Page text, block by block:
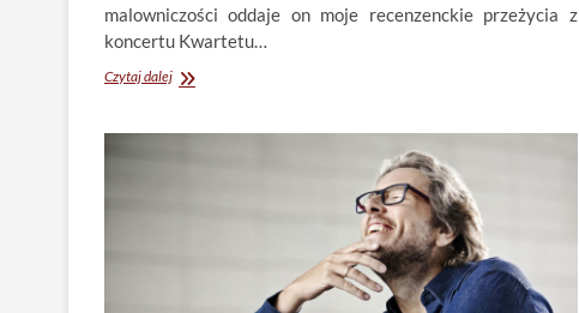
malowniczości oddaje on moje recenzenckie przeżycia z
koncertu Kwartetu…
Czytaj dalejDvořák